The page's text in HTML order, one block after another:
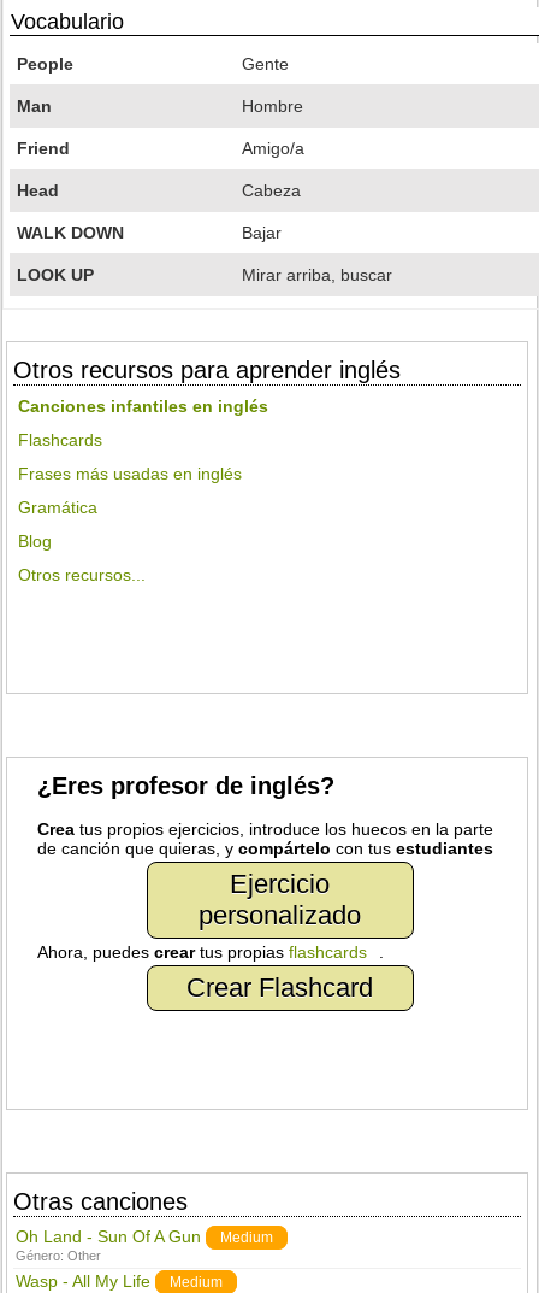
Vocabulario
People Gente
Man Hombre
Friend Amigo/a
Head Cabeza
WALK DOWN Bajar
LOOK UP Mirar arriba, buscar
Otros recursos para aprender inglés
Canciones infantiles en inglés
Flashcards
Frases más usadas en inglés
Gramática
Blog
Otros recursos...
¿Eres profesor de inglés?
Crea tus propios ejercicios, introduce los huecos en la parte
de canción que quieras, ycompártelo con tusestudiantes
Ejercicio
personalizado
Ahora, puedescreartus propiasflashcards
Crear Flashcard
Otras canciones
Oh Land - Sun Of A Gun Medium
Género:Other
Wasp - All My Life Medium